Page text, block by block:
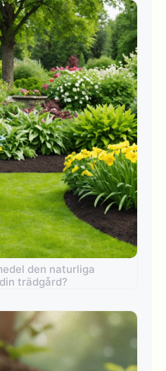
den naturliga
trädgård?